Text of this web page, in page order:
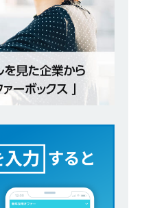
業
体育会積極採用企業
]
【 28卒 ｜ 適性検査合否免
1dayインターンあり 】 東京勤
の不動産投資市場東京で投資
ドする企業 ｜ 土地仕入れから物
｜ 平均年収809万 ｜ 年間休日
全休み ｜ スタンダード上場 ｜
ライズ
体育会積極採用企業
] 【 28卒 ｜ 適性検査合否免